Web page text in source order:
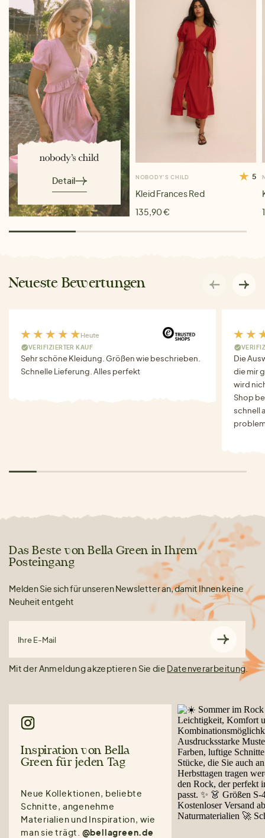
Detail NOBODY'S CHILD 5
Kleid Frances Red
135,90 €
Neueste Bewertungen
Heute
VERIFIZIERTER KAUF
Sehr schöne Kleidung. Größen wie beschrieben.
Schnelle Lieferung. Alles perfekt
Die
die mir
wird
Shop
schnell
Das Beste von Bella Green in Ihrem
Posteingang
Melden Sie sich für unseren Newsletter an, damit Ihnen keine
Neuheit entgeht
Ihre E-Mail
Mit der Anmeldung akzeptieren Sie die Datenverarbeitung.
Inspiration von Bella
Green für jeden Tag
Neue Kollektionen, beliebte
Schnitte, angenehme
Materialien und Inspiration, wie
man sie trägt. @bellagreen.de